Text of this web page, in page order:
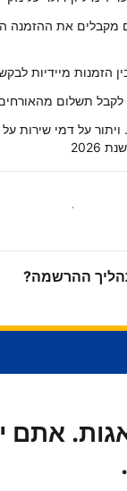
מקבלים את ההזמנה
הזמנות מיידיות
לקבל תשלום
ויתור על דמי שירות
בואו נתחיל
ההרשמה?
אתם